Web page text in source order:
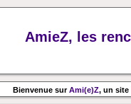
AmieZ, les
Bienvenue surAmi(e)Z, un site